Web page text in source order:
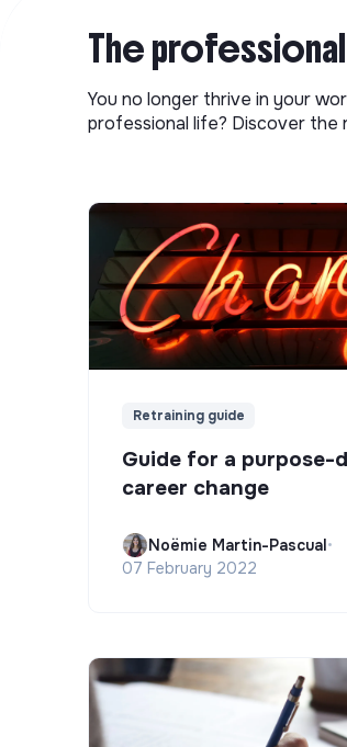
The
You no longer thrive in your
professional life? Discover the
Retraining guide
Guide for a purpose-
career change
Noëmie Martin-Pascual•
07 February 2022